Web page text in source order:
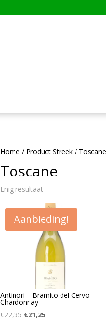
Home / Product Streek / Toscane
Toscane
Enig resultaat
Aanbieding!
Antinori – Bramìto del Cervo
Chardonnay
€22,95 Oorspronkelijke
€21,25